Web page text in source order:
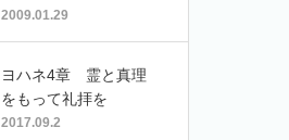
2009.01.29
ヨハネ4章 霊と真理
をもって礼拝を
2017.09.2